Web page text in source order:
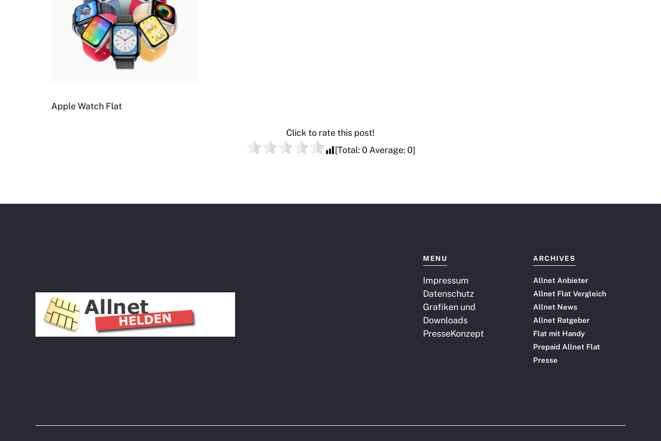
Apple Watch Flat
Click to rate this post!
[Total: 0Average: 0]
MENU
Impressum
Datenschutz
Grafiken und
Downloads
PresseKonzept
ARCHIVES
Allnet Anbieter
Allnet Flat Vergleich
Allnet News
Allnet Ratgeber
Flat mit Handy
Prepaid Allnet Flat
Presse